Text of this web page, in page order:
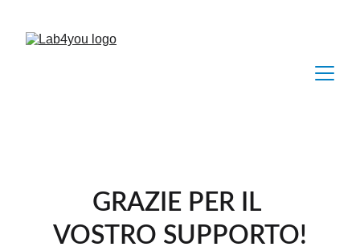
GRAZIE PER IL
VOSTRO SUPPORTO!